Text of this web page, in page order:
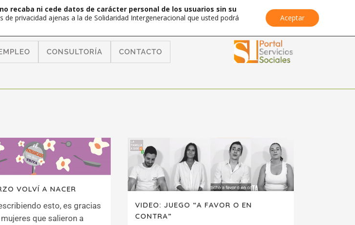
CONSULTORÍA CONTACTO
VOLVÍ A NACER
esto, es gracias
que salieron a
VIDEO: JUEGO “A FAVOR O EN
CONTRA”
recaba ni cede datos de carácter personal de los usuarios sin su
privacidad ajenas a la de Solidaridad Intergeneracional que usted podrá
Aceptar